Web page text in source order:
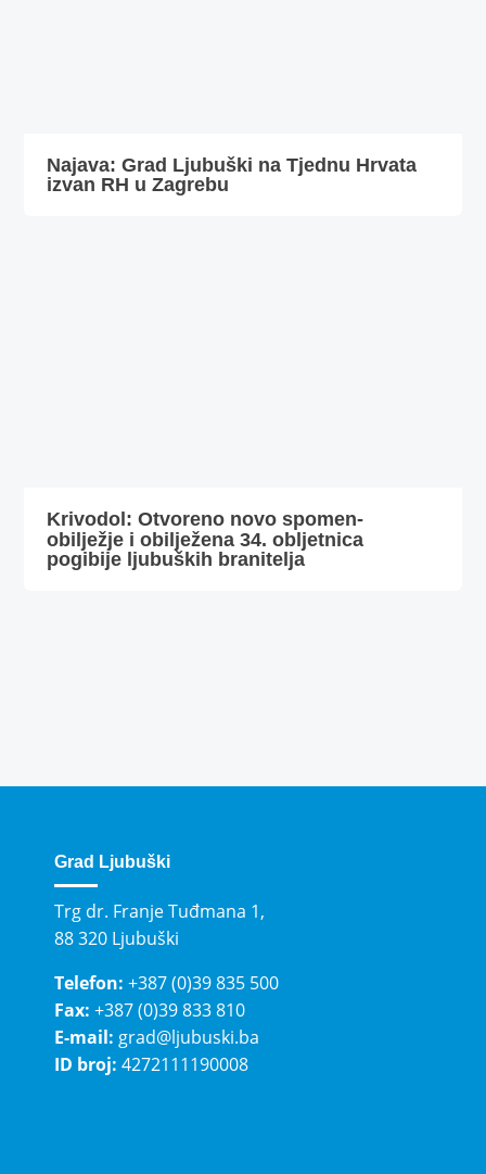
Najava: Grad Ljubuški na Tjednu Hrvata
izvan RH u Zagrebu
Krivodol: Otvoreno novo spomen-
obilježje i obilježena 34. obljetnica
pogibije ljubuških branitelja
Grad Ljubuški
Trg dr. Franje Tuđmana 1,
88 320 Ljubuški
Telefon: +387 (0)39 835 500
Fax: +387 (0)39 833 810
E-mail: grad@ljubuski.ba
ID broj: 4272111190008